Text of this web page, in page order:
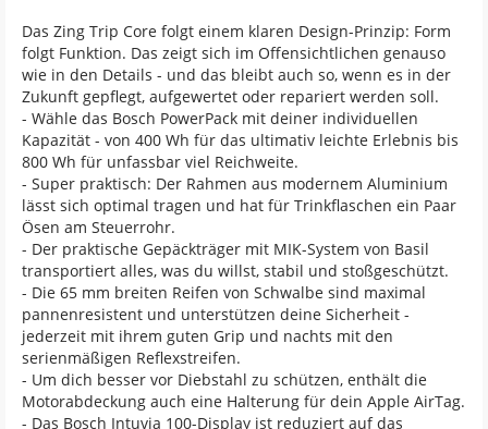
Das Zing Trip Core folgt einem klaren Design-Prinzip: Form
folgt Funktion. Das zeigt sich im Offensichtlichen genauso
wie in den Details - und das bleibt auch so, wenn es in der
Zukunft gepflegt, aufgewertet oder repariert werden soll.
- Wähle das Bosch PowerPack mit deiner individuellen
Kapazität - von 400 Wh für das ultimativ leichte Erlebnis bis
800 Wh für unfassbar viel Reichweite.
- Super praktisch: Der Rahmen aus modernem Aluminium
lässt sich optimal tragen und hat für Trinkflaschen ein Paar
Ösen am Steuerrohr.
- Der praktische Gepäckträger mit MIK-System von Basil
transportiert alles, was du willst, stabil und stoßgeschützt.
- Die 65 mm breiten Reifen von Schwalbe sind maximal
pannenresistent und unterstützen deine Sicherheit -
jederzeit mit ihrem guten Grip und nachts mit den
serienmäßigen Reflexstreifen.
- Um dich besser vor Diebstahl zu schützen, enthält die
Motorabdeckung auch eine Halterung für dein Apple AirTag.
- Das Bosch Intuvia 100-Display ist reduziert auf das